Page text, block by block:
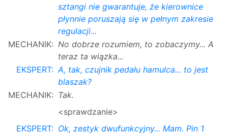
sztangi nie gwarantuje, że kierownice
płynnie poruszają się w pełnym zakresie
regulacji...
MECHANIK: No dobrze rozumiem, to zobaczymy... A
teraz ta wiązka...
EKSPERT: A, tak, czujnik pedału hamulca... to jest
blaszak?
MECHANIK: Tak.
<sprawdzanie>
EKSPERT: Ok, zestyk dwufunkcyjny... Mam. Pin 1